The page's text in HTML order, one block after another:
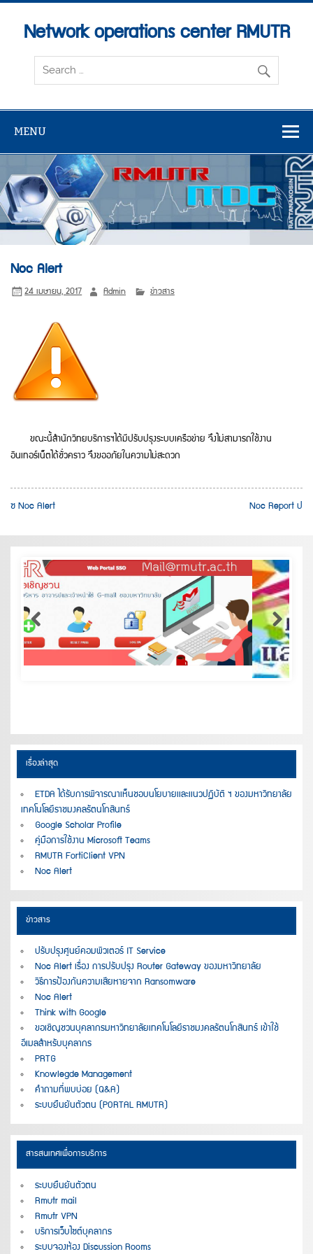
Skip
content
Network operations center RMUTR
MENU
Noc Alert
24 เมษายน, 2017 Admin ข่าวสาร
ขณะนี้สำนักวิทยบริการฯได้มีปรับปรุงระบบเครือข่าย จึงไม่สามารถใช้งาน
อินเทอร์เน็ตได้ชั่วคราว จึงขออภัยในความไม่สะดวก
แนะแนว
« Noc Alert Noc Report »
เรื่องล่าสุด
ETDA ได้รับการพิจารณาเห็นชอบนโยบายเเละเเนวปฏิบัติ ฯ ของมหาวิทยาลัย
เทคโนโลยีราชมงคลรัตนโกสินทร์
Google Scholar Profile
คู่มือการใช้งาน Microsoft Teams
RMUTR FortiClient VPN
Noc Alert
ข่าวสาร
ปรับปรุงศูนย์คอมพิวเตอร์ IT Service
Noc Alert เรื่อง การปรับปรุง Router Gateway ของมหาวิทยาลัย
วิธีการป้องกันความเสียหายจาก Ransomware
Noc Alert
Think with Google
ขอเชิญชวนบุคลากรมหาวิทยาลัยเทคโนโลยีราชมงคลรัตนโกสินทร์ เข้าใช้
อีเมลสำหรับบุคลากร
PRTG
Knowlegde Management
คำถามที่พบบ่อย (Q&A)
ระบบยืนยันตัวตน (PORTAL RMUTR)
สารสนเทศเพื่อการบริการ
ระบบยืนยันตัวตน
Rmutr mail
Rmutr VPN
บริการเว็บไซต์บุคลากร
ระบบจองห้อง Discussion Rooms